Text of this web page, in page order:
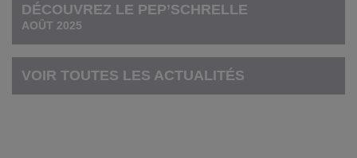
DÉCOUVREZ LE PEP’SCHRELLE
AOÛT 2025
VOIR TOUTES LES ACTUALITÉS